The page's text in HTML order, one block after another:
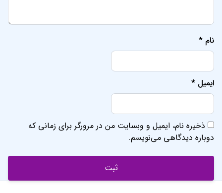
نام *
ایمیل *
ذخیره نام، ایمیل و وبسایت من در مرورگر برای زمانی که
دوباره دیدگاهی می‌نویسم.